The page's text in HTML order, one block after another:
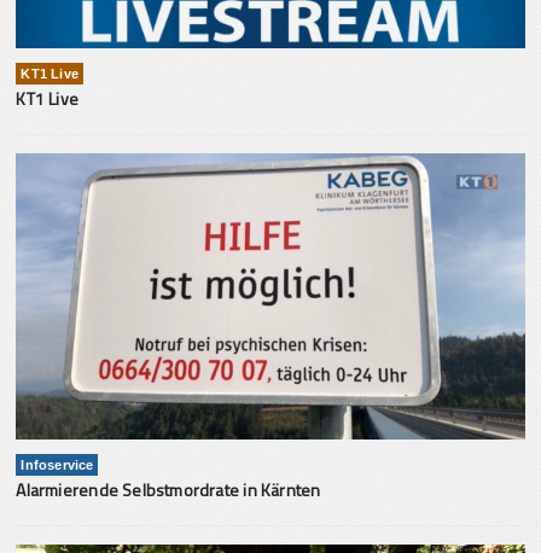
KT1 Live
KT1 Live
Infoservice
Alarmierende Selbstmordrate in Kärnten